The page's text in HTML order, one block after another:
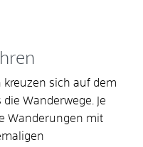
sich auf dem
Wanderwege. Je
Wanderungen mit